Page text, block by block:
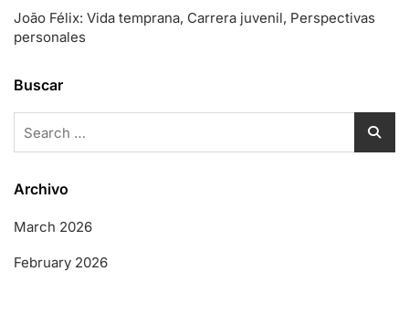
João Félix: Vida temprana, Carrera juvenil, Perspectivas
personales
Buscar
Archivo
March 2026
February 2026